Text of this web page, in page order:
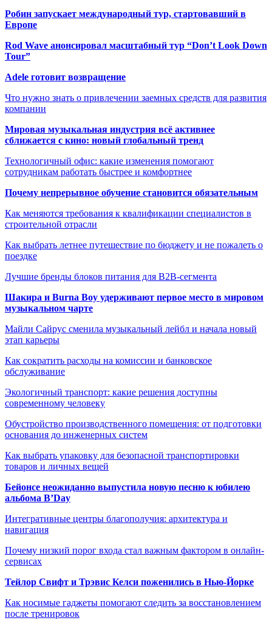
Робин запускает международный тур, стартовавший в
Европе
Rod Wave анонсировал масштабный тур “Don’t Look Down
Tour”
Adele готовит возвращение
Что нужно знать о привлечении заемных средств для развития
компании
Мировая музыкальная индустрия всё активнее
сближается с кино: новый глобальный тренд
Технологичный офис: какие изменения помогают
сотрудникам работать быстрее и комфортнее
Почему непрерывное обучение становится обязательным
Как меняются требования к квалификации специалистов в
строительной отрасли
Как выбрать летнее путешествие по бюджету и не пожалеть о
поездке
Лучшие бренды блоков питания для B2B-сегмента
Шакира и Burna Boy удерживают первое место в мировом
музыкальном чарте
Майли Сайрус сменила музыкальный лейбл и начала новый
этап карьеры
Как сократить расходы на комиссии и банковское
обслуживание
Экологичный транспорт: какие решения доступны
современному человеку
Обустройство производственного помещения: от подготовки
основания до инженерных систем
Как выбрать упаковку для безопасной транспортировки
товаров и личных вещей
Бейонсе неожиданно выпустила новую песню к юбилею
альбома B’Day
Интегративные центры благополучия: архитектура и
навигация
Почему низкий порог входа стал важным фактором в онлайн-
сервисах
Тейлор Свифт и Трэвис Келси поженились в Нью-Йорке
Как носимые гаджеты помогают следить за восстановлением
после тренировок